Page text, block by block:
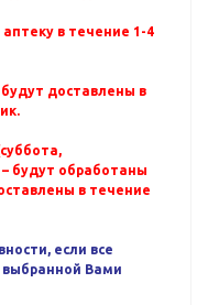
в течение 1-4
доставлены в
будут обработаны
в течение
если все
выбранной Вами